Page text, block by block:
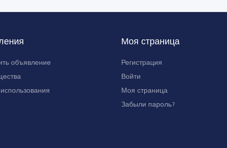
объявление
Моя страница
Регистрация
Войти
Моя страница
Забыли пароль?